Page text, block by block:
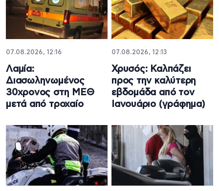
07.08.2026, 12:16
Λαμία:
Διασωληνωμένος
30χρονος στη ΜΕΘ
μετά από τροχαίο
07.08.2026, 12:13
Χρυσός: Καλπάζει
προς την καλύτερη
εβδομάδα από τον
Ιανουάριο (γράφημα)